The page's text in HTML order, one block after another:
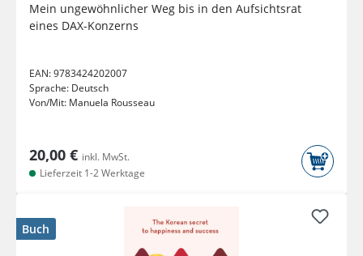
Mein ungewöhnlicher Weg bis in den Aufsichtsrat
eines DAX-Konzerns
EAN:9783424202007
Sprache: Deutsch
Von/Mit: Manuela Rousseau
20,00 € inkl. MwSt.
Lieferzeit 1-2 Werktage
Buch